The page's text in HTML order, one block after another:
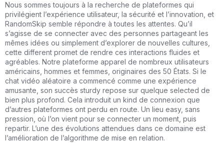
Nous sommes toujours à la recherche de plateformes qui
privilégient l’expérience utilisateur, la sécurité et l’innovation, et
RandomSkip semble répondre à toutes les attentes. Qu’il
s’agisse de se connecter avec des personnes partageant les
mêmes idées ou simplement d’explorer de nouvelles cultures,
cette different promet de rendre ces interactions fluides et
agréables. Notre plateforme apparel de nombreux utilisateurs
américains, hommes et femmes, originaires des 50 États. Si le
chat vidéo aléatoire a commencé comme une expérience
amusante, son succès sturdy repose sur quelque selected de
bien plus profond. Cela introduit un kind de connexion que
d’autres plateformes ont perdu en route. Un lieu easy, sans
pression, où l’on vient pour se connecter un moment, puis
repartir. L’une des évolutions attendues dans ce domaine est
l’amélioration de l’algorithme de mise en relation.